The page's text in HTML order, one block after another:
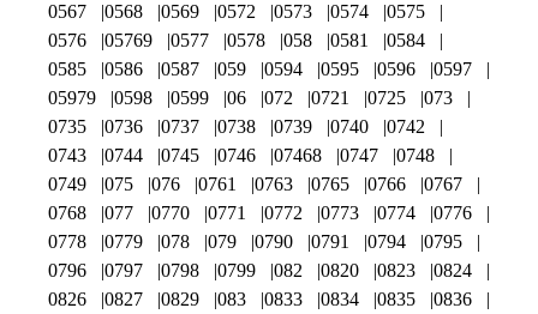
0567
0568 0569 0572 0573 0574
0575
0576
05769 0577 0578 058 0581
0584
0585
0586 0587 059 0594 0595 0596
0597
05979
0598 0599 06 072 0721 0725
073
0735
0736 0737 0738 0739 0740
0742
0743
0744 0745 0746 07468 0747
0748
0749
075 076 0761 0763 0765 0766
0767
0768
077 0770 0771 0772 0773 0774
0776
0778
0779 078 079 0790 0791 0794
0795
0796
0797 0798 0799 082 0820 0823
0824
0826
0827 0829 083 0833 0834 0835
0836